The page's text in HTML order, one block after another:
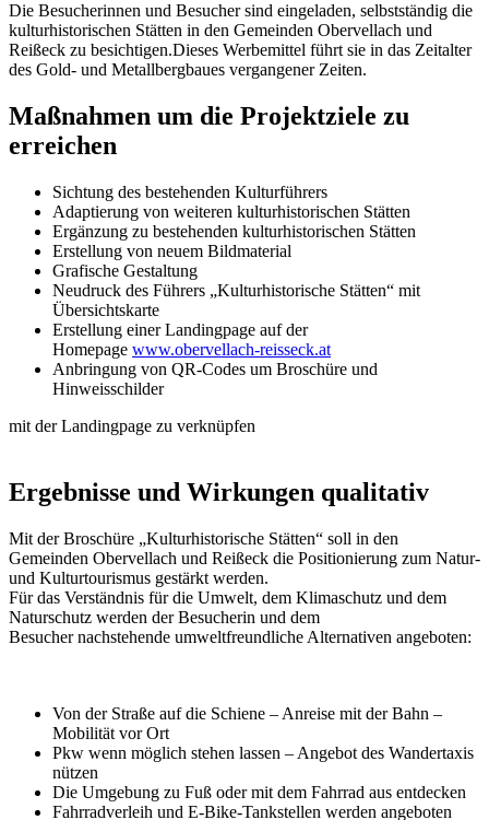
Die Besucherinnen und Besucher sind eingeladen, selbstständig die
kulturhistorischen Stätten in den Gemeinden Obervellach und
Reißeck zu besichtigen.Dieses Werbemittel führt sie in das Zeitalter
des Gold- und Metallbergbaues vergangener Zeiten.
Maßnahmen um die Projektziele zu
erreichen
Sichtung des bestehenden Kulturführers
Adaptierung von weiteren kulturhistorischen Stätten
Ergänzung zu bestehenden kulturhistorischen Stätten
Erstellung von neuem Bildmaterial
Grafische Gestaltung
Neudruck des Führers „Kulturhistorische Stätten“ mit
Übersichtskarte
Erstellung einer Landingpage auf der
Homepage www.obervellach-reisseck.at
Anbringung von QR-Codes um Broschüre und
Hinweisschilder
mit der Landingpage zu verknüpfen
Ergebnisse und Wirkungen qualitativ
Mit der Broschüre „Kulturhistorische Stätten“ soll in den
Gemeinden Obervellach und Reißeck die Positionierung zum Natur-
und Kulturtourismus gestärkt werden.
Für das Verständnis für die Umwelt, dem Klimaschutz und dem
Naturschutz werden der Besucherin und dem
Besucher nachstehende umweltfreundliche Alternativen angeboten:
Von der Straße auf die Schiene – Anreise mit der Bahn –
Mobilität vor Ort
Pkw wenn möglich stehen lassen – Angebot des Wandertaxis
nützen
Die Umgebung zu Fuß oder mit dem Fahrrad aus entdecken
Fahrradverleih und E-Bike-Tankstellen werden angeboten